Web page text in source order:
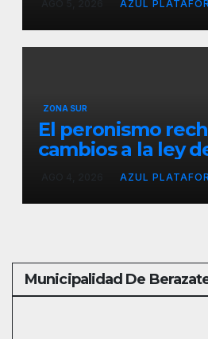
Gran Buenos
AZUL
ZONA SUR
El peronismo
cambios a la ley
convocó aAZUL
Municipalidad De